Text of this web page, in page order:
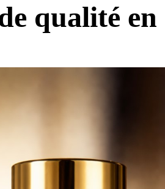
qualité en